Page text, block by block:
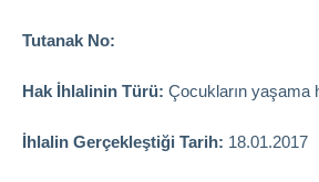
Tutanak No:
Hak İhlalinin Türü: Çocukların yaşama
İhlalin Gerçekleştiği Tarih: 18.01.2017